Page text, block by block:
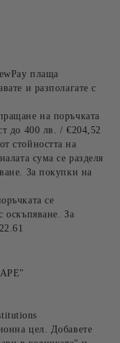
плаща
и разполагате с
на поръчката
до 400 лв. / €204,52
стойността на
сума се разделя
За покупки на
се
оскъпяване. За
цел. Добавете